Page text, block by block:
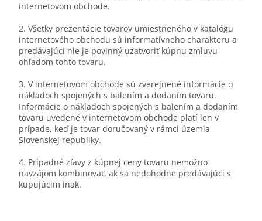
internetovom obchode.
2. Všetky prezentácie tovarov umiestneného v katalógu
internetového obchodu sú informatívneho charakteru a
predávajúci nie je povinný uzatvoriť kúpnu zmluvu
ohľadom tohto tovaru.
3. V internetovom obchode sú zverejnené informácie o
nákladoch spojených s balením a dodaním tovaru.
Informácie o nákladoch spojených s balením a dodaním
tovaru uvedené v internetovom obchode platí len v
prípade, keď je tovar doručovaný v rámci územia
Slovenskej republiky.
4. Prípadné zľavy z kúpnej ceny tovaru nemožno
navzájom kombinovať, ak sa nedohodne predávajúci s
kupujúcim inak.